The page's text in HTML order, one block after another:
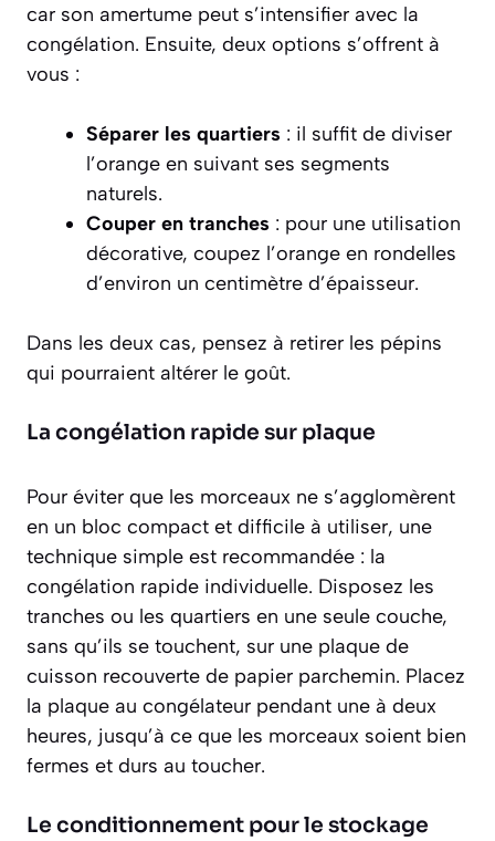
car son amertume peut s’intensifier avec la
congélation. Ensuite, deux options s’offrent à
vous :
Séparer les quartiers : il suffit de diviser
l’orange en suivant ses segments
naturels.
Couper en tranches : pour une utilisation
décorative, coupez l’orange en rondelles
d’environ un centimètre d’épaisseur.
Dans les deux cas, pensez à retirer les pépins
qui pourraient altérer le goût.
La congélation rapide sur plaque
Pour éviter que les morceaux ne s’agglomèrent
en un bloc compact et difficile à utiliser, une
technique simple est recommandée : la
congélation rapide individuelle. Disposez les
tranches ou les quartiers en une seule couche,
sans qu’ils se touchent, sur une plaque de
cuisson recouverte de papier parchemin. Placez
la plaque au congélateur pendant une à deux
heures, jusqu’à ce que les morceaux soient bien
fermes et durs au toucher.
Le conditionnement pour le stockage